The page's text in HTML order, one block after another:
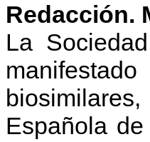
Redacción.
La
Española